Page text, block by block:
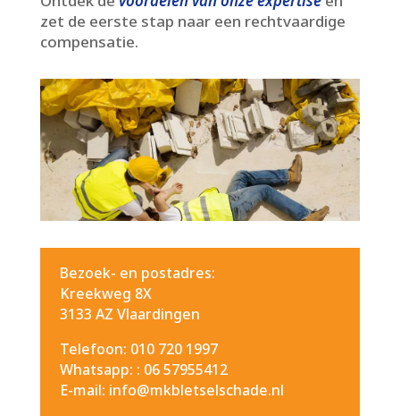
zet de eerste stap naar een rechtvaardige
compensatie.​
Bezoek- en postadres:
Kreekweg 8X
3133 AZ Vlaardingen
Telefoon: 010 720 1997
Whatsapp: : 06 57955412
E-mail: info@mkbletselschade.nl